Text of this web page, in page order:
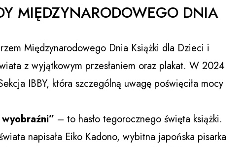
MIĘDZYNARODOWEGO DNIA
Międzynarodowego Dnia Książki dla Dzieci i
z wyjątkowym przesłaniem oraz plakat. W 2024
IBBY, która szczególną uwagę poświęciła mocy
– to hasło tegorocznego święta książki.
napisała Eiko Kadono, wybitna japońska pisarka